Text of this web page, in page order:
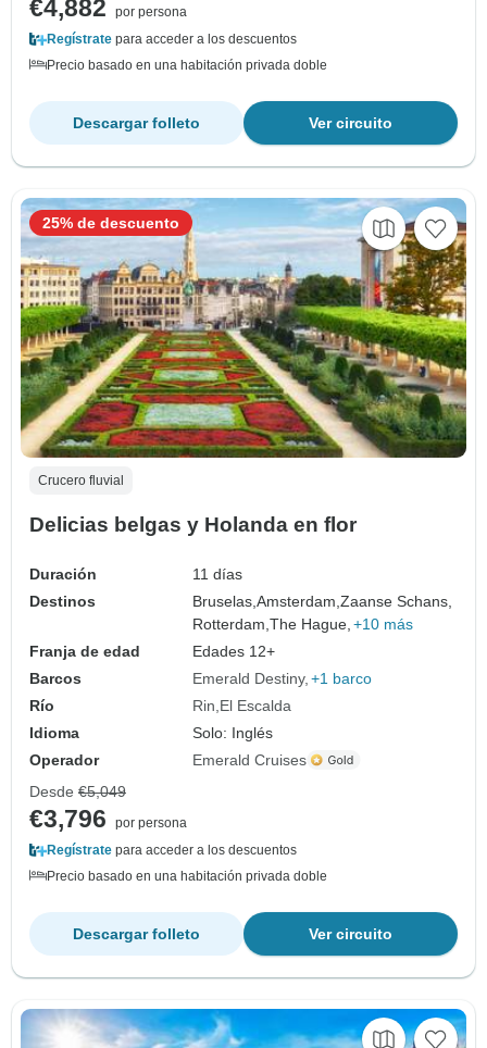
€4,882
por persona
Regístrate para acceder a los descuentos
Precio basado en una habitación privada doble
Ver circuito
Descargar folleto
Crucero fluvial
Delicias belgas y Holanda en flor
Duración
11 días
Destinos
Bruselas,Amsterdam,Zaanse Schans,
Rotterdam,The Hague, +10 más
Franja de edad
Edades 12+
Barcos
Emerald Destiny +1 barco
Río
Rin El Escalda
Idioma
Solo: Inglés
Operador
Emerald Cruises
25% de descuento
Desde €5,049
€3,796
por persona
Regístrate para acceder a los descuentos
Precio basado en una habitación privada doble
Ver circuito
Descargar folleto